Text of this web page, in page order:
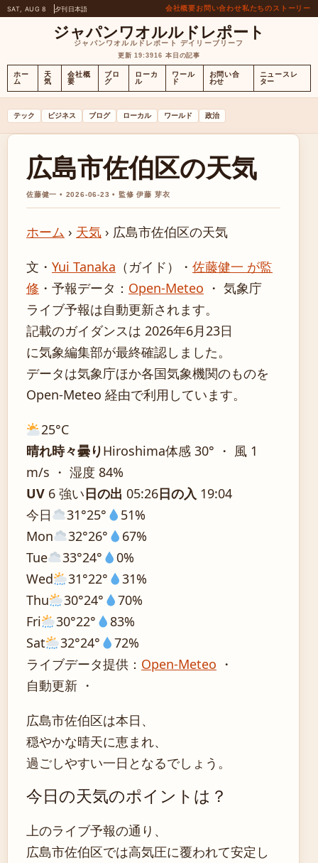
SAT, AUG 8 夕刊日本語 会社概要お問い合わせ私たちのストーリー
ジャパンワオルルドレポート
ジャパンワオルルドレポート デイリーブリーフ
更新 19:3916 本日の記事
ホー
ム
天
気
会社概
要
ブロ
グ
ローカ
ル
ワール
ド
お問い合
わせ
ニュースレ
ター
テック ビジネス ブログ ローカル ワールド 政治
広島市佐伯区の天気
佐藤健一 • 2026-06-23 • 監修 伊藤 芽衣
ホーム › 天気 › 広島市佐伯区の天気
文・ Yui Tanaka （ガイド） ・ 佐藤健一 が監
修 ・ 予報データ： Open-Meteo ・ 気象庁
ライブ予報は自動更新されます。
記載のガイダンスは 2026年6月23日
に気象編集部が最終確認しました。
データは気象庁ほか各国気象機関のものを
Open-Meteo 経由で利用しています。
25°C
晴れ時々曇りHiroshima体感 30° ・ 風 1
m/s ・ 湿度 84%
UV 6 強い日の出 05:26日の入 19:04
今日
31°25°
51%
Mon
32°26°
67%
Tue
33°24°
0%
Wed
31°22°
31%
Thu
30°24°
70%
Fri
30°22°
83%
Sat
32°24°
72%
ライブデータ提供： Open-Meteo ・
自動更新 ・
広島市佐伯区は本日、
穏やかな晴天に恵まれ、
過ごしやすい一日となるでしょう。
今日の天気のポイントは？
上のライブ予報の通り、
広島市佐伯区では高気圧に覆われて安定し